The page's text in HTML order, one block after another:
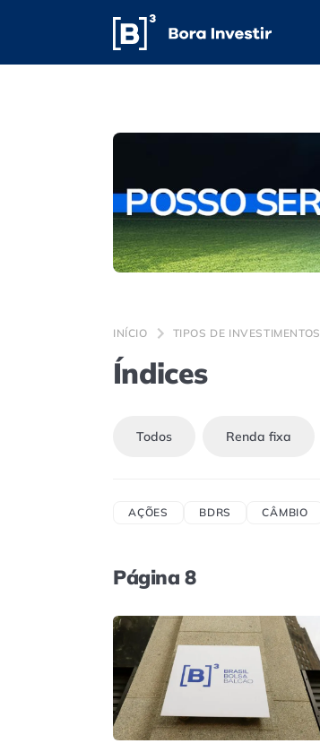
INÍCIO TIPOS DE INVESTIMENTOS
Índices
Todos Renda fixa
AÇÕES BDRS CÂMBIO
Página 8